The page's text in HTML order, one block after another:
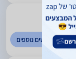
לפרטים נוספים